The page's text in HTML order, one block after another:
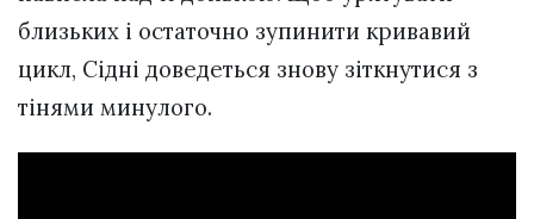
близьких і остаточно зупинити кривавий
цикл, Сідні доведеться знову зіткнутися з
тінями минулого.